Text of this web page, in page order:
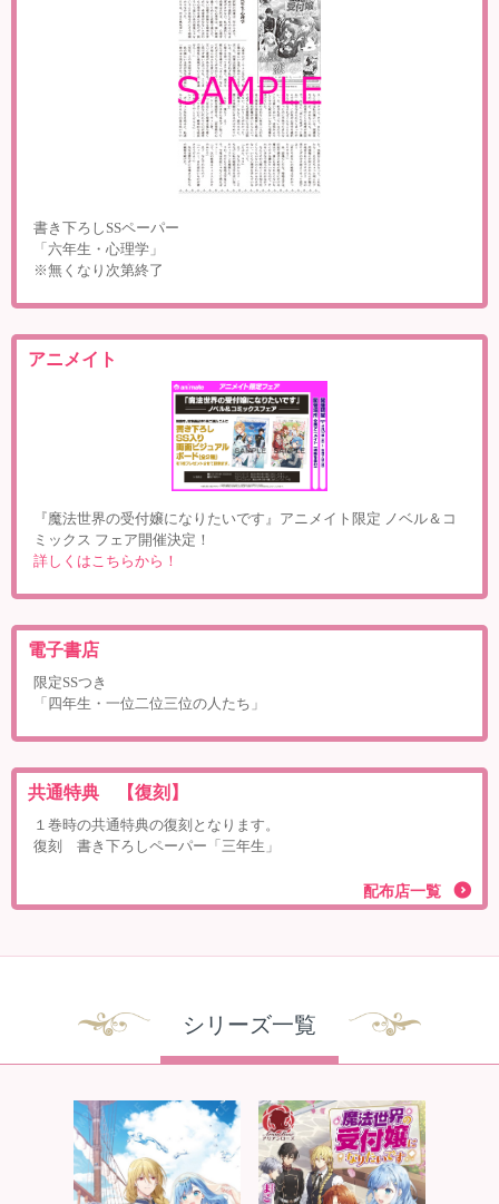
書き下ろしSSペーパー
「六年生・心理学」
※無くなり次第終了
アニメイト
『魔法世界の受付嬢になりたいです』アニメイト限定 ノベル＆コ
ミックス フェア開催決定！
詳しくはこちらから！
電子書店
限定SSつき
「四年生・一位二位三位の人たち」
共通特典 【復刻】
１巻時の共通特典の復刻となります。
復刻 書き下ろしペーパー「三年生」
配布店一覧
シリーズ一覧